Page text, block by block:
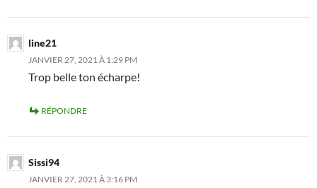
line21
JANVIER 27, 2021 À 1:29 PM
Trop belle ton écharpe!
RÉPONDRE
Sissi94
JANVIER 27, 2021 À 3:16 PM